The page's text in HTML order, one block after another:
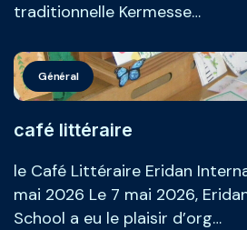
traditionnelle Kermesse…
Général
café littéraire
le Café Littéraire Eridan
mai 2026 Le 7 mai 2026,
School a eu le plaisir d’org…